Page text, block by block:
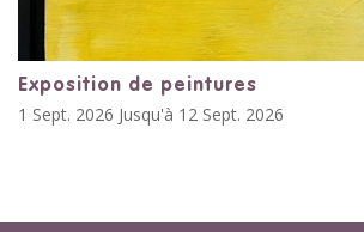
Exposition de peintures
1 Sept. 2026 Jusqu'à 12 Sept. 2026